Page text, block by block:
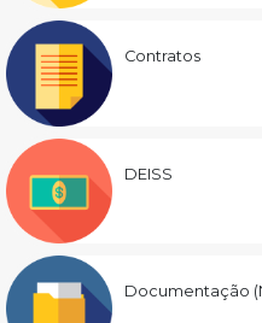
Contratos
DEISS
Documentação